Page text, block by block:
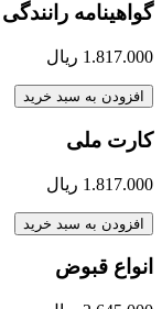
گواهینامه
1.817.000 ریال
افزودن به سبد خرید
کارت ملی
1.817.000 ریال
افزودن به سبد خرید
انواع قبوض